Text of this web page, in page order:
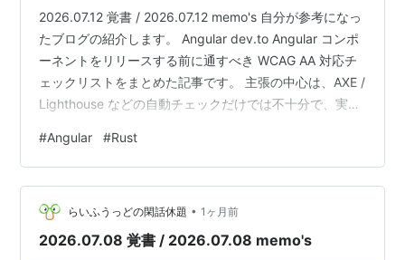
2026.07.12 覚書 / 2026.07.12 memo's 自分が参考になっ
たブログの紹介します。 Angular dev.to Angular コンポ
ーネントをリリースする前に通すべき WCAG AA 対応チ
ェックリストをまとめた記事です。 主張の中心は、AXE /
Lighthouse などの自動チェックだけでは不十分で、実際
がある、という点です。記事では自動ツールが検出でき
る WCAG 問題は一部に限られると説明しています。 チ
ェック項目は、キーボード操作、フォーカス管理、セマ
ンティクス、ARIA、フォームエラー、色・コントラス
ト…
#Angular #Rust
らいふうっどの閑話休題 • 1ヶ月前
2026.07.08 覚書 / 2026.07.08 memo's